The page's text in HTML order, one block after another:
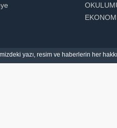
yazı, resim ve haberlerin her